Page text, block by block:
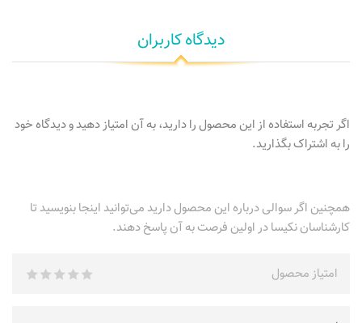
دیدگاه کاربران
اگر تجربه استفاده از این محصول را دارید، به آن امتیاز دهید و دیدگاه خود
را به اشتراک بگذارید.
همچنین اگر سوالی درباره این محصول دارید می‌توانید اینجا بنویسید تا
کارشناسان نکیسا در اولین فرصت به آن پاسخ دهند.
امتیاز محصول